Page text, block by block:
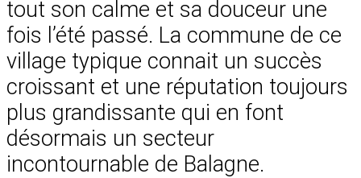
tout son calme et sa douceur une
fois l’été passé. La commune de ce
village typique connait un succès
croissant et une réputation toujours
plus grandissante qui en font
désormais un secteur
incontournable de Balagne.